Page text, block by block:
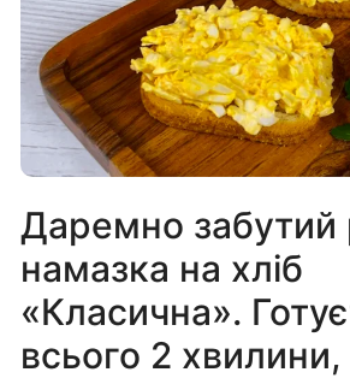
Даремно
намазка на хліб
«Класична».
всього 2